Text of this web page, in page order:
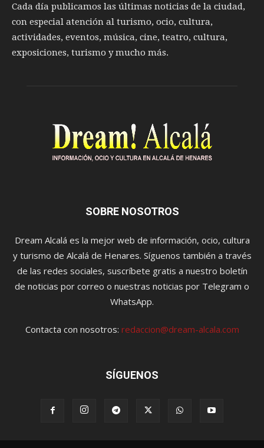
Cada día publicamos las últimas noticias de la ciudad,
con especial atención al turismo, ocio, cultura,
actividades, eventos, música, cine, teatro, cultura,
exposiciones, turismo y mucho más.
SOBRE NOSOTROS
Dream Alcalá es la mejor web de información, ocio, cultura
y turismo de Alcalá de Henares. Síguenos también a través
de las redes sociales, suscríbete gratis a nuestro boletín
de noticias por correo o nuestras noticias por Telegram o
WhatsApp.
Contacta con nosotros: redaccion@dream-alcala.com
SÍGUENOS